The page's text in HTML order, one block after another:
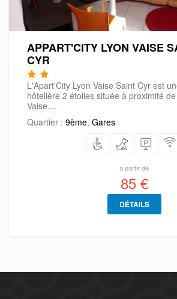
APPART'CITY LYON VAISE
CYR
L'Apart'City Lyon Vaise Saint Cyr est
hôtelière 2 étoiles située à proximité
Vaise....
Quartier : 9ème, Gares
à partir de
85 €
DÉTAILS